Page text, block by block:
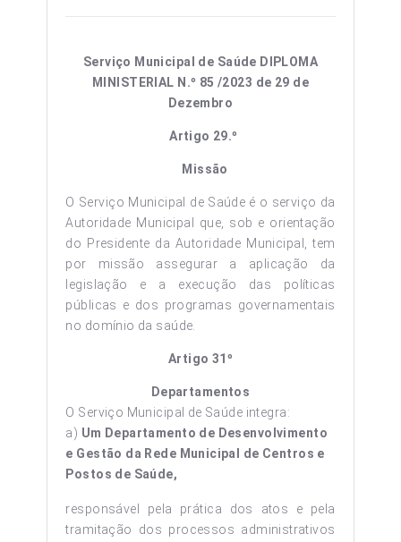
Serviço Municipal de Saúde DIPLOMA
MINISTERIAL N.º 85 /2023 de 29 de
Dezembro
Artigo 29.º
Missão
O Serviço Municipal de Saúde é o serviço da
Autoridade Municipal que, sob e orientação
do Presidente da Autoridade Municipal, tem
por missão assegurar a aplicação da
legislação e a execução das políticas
públicas e dos programas governamentais
no domínio da saúde.
Artigo 31º
Departamentos
O Serviço Municipal de Saúde integra:
a) Um Departamento de Desenvolvimento
e Gestão da Rede Municipal de Centros e
Postos de Saúde,
responsável pela prática dos atos e pela
tramitação dos processos administrativos